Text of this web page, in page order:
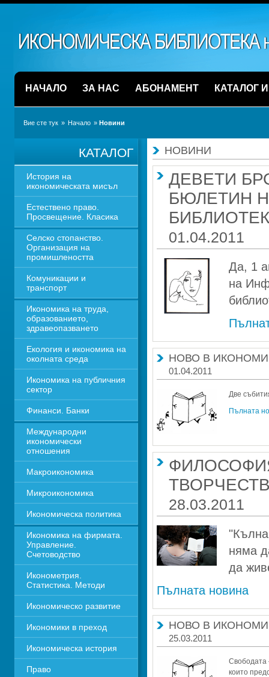
НАЧАЛО ЗА НАС АБОНАМЕНТ КАТАЛОГ
Вие сте тук » Начало » Новини
КАТАЛОГ
История на
икономическата мисъл
Естествено право.
Просвещение. Класика
Селско стопанство.
Организация на
промишлеността
Комуникации и
транспорт
Икономика на труда,
образованието,
здравеопазването
Екология и икономика на
околната среда
Икономика на публичния
сектор
Финанси. Банки
Международни
икономически
отношения
Макроикономика
Микроикономика
Икономическа политика
Икономика на фирмата.
Управление.
Счетоводство
Иконометрия.
Статистика. Методи
Икономическо развитие
Икономики в преход
Икономическа история
Право
НОВИНИ
ДЕВЕТИ
БЮЛЕТИН
01.04.2011
Да, 1
на
НОВО В
01.04.2011
Две
Пълната
28.03.2011
няма
да
Пълната новина
НОВО В
25.03.2011
Свободата
които